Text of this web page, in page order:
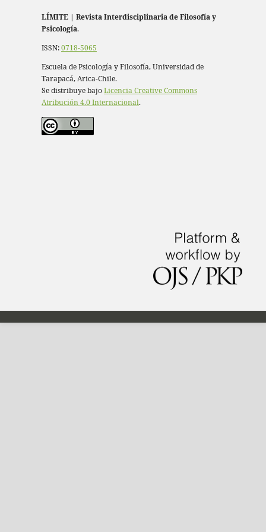
LÍMITE | Revista Interdisciplinaria de Filosofía y
Psicología.
ISSN:0718-5065
Escuela de Psicología y Filosofía, Universidad de
Tarapacá, Arica-Chile.
Se distribuye bajoLicencia Creative Commons
Atribución 4.0 Internacional.